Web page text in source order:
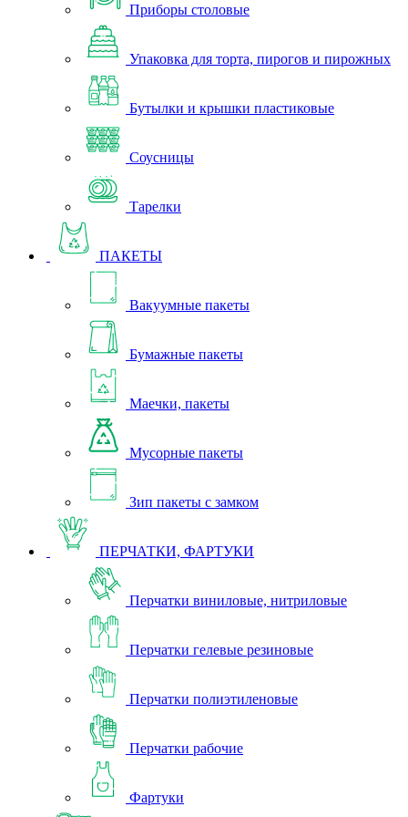
Приборы столовые
Упаковка для торта, пирогов и пирожных
Бутылки и крышки пластиковые
Соусницы
Тарелки
ПАКЕТЫ
Вакуумные пакеты
Бумажные пакеты
Маечки, пакеты
Мусорные пакеты
Зип пакеты с замком
ПЕРЧАТКИ, ФАРТУКИ
Перчатки виниловые, нитриловые
Перчатки гелевые резиновые
Перчатки полиэтиленовые
Перчатки рабочие
Фартуки